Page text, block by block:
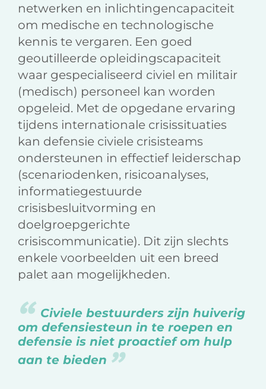
netwerken en inlichtingencapaciteit
om medische en technologische
kennis te vergaren. Een goed
geoutilleerde opleidingscapaciteit
waar gespecialiseerd civiel en militair
(medisch) personeel kan worden
opgeleid. Met de opgedane ervaring
tijdens internationale crisissituaties
kan defensie civiele crisisteams
ondersteunen in effectief leiderschap
(scenariodenken, risicoanalyses,
informatiegestuurde
crisisbesluitvorming en
doelgroepgerichte
crisiscommunicatie). Dit zijn slechts
enkele voorbeelden uit een breed
palet aan mogelijkheden.
Civiele bestuurders zijn huiverig
om defensiesteun in te roepen en
defensie is niet proactief om hulp
aan te bieden